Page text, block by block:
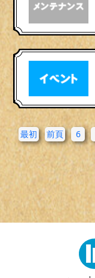
最初 前頁 6